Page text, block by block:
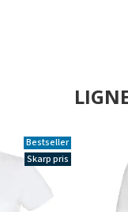
Bestseller
Skarp pris